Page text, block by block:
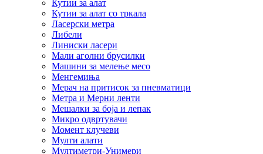
Кутии за алат
Кутии за алат со тркала
Ласерски метра
Либели
Линиски ласери
Мали аголни брусилки
Машини за мелење месо
Менгемиња
Мерач на притисок за пневматици
Метра и Мерни ленти
Мешалки за боја и лепак
Микро одвртувачи
Момент клучеви
Мулти алати
Мултиметри-Унимери